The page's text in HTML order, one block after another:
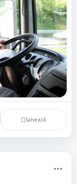
Salvează